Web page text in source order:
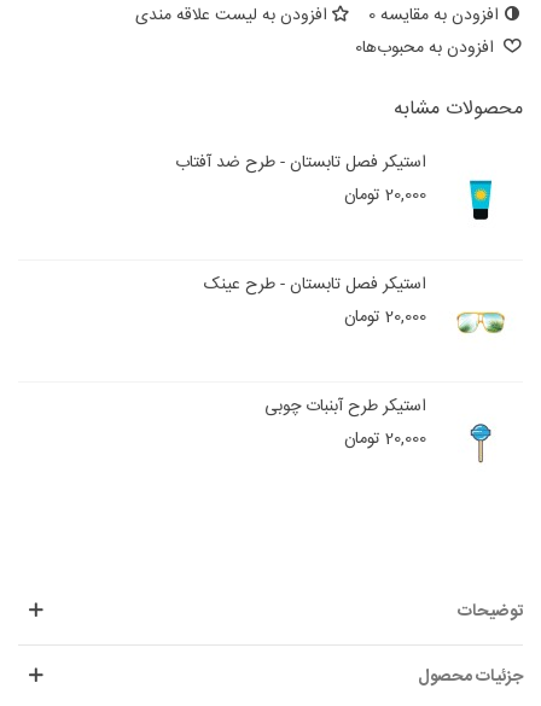
افزودن به مقایسه0
افزودن به لیست علاقه مندی
افزودن به محبوب‌ها0
محصولات مشابه
استیکر فصل تابستان - طرح ضد آفتاب
20,000 تومان
استیکر فصل تابستان - طرح عینک
20,000 تومان
استیکر طرح آبنبات چوبی
20,000 تومان
توضیحات
جزئیات محصول